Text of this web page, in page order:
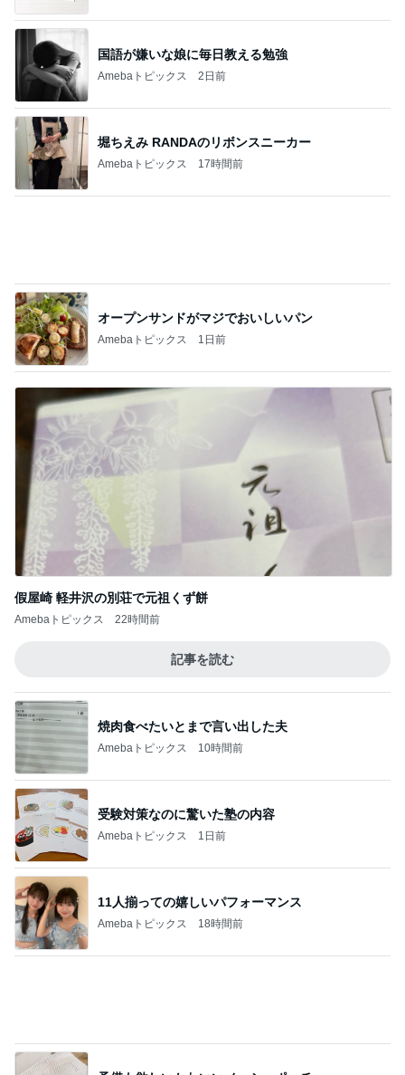
国語が嫌いな娘に毎日教える勉強
Amebaトピックス 2日前
堀ちえみ RANDAのリボンスニーカー
Amebaトピックス 17時間前
オープンサンドがマジでおいしいパン
Amebaトピックス 1日前
假屋崎 軽井沢の別荘で元祖くず餅
Amebaトピックス 22時間前
記事を読む
焼肉食べたいとまで言い出した夫
Amebaトピックス 10時間前
受験対策なのに驚いた塾の内容
Amebaトピックス 1日前
11人揃っての嬉しいパフォーマンス
Amebaトピックス 18時間前